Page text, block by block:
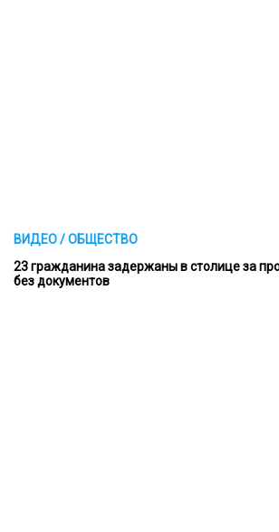
ВИДЕО / ОБЩЕСТВО
23 гражданина задержаны в столице за
без документов